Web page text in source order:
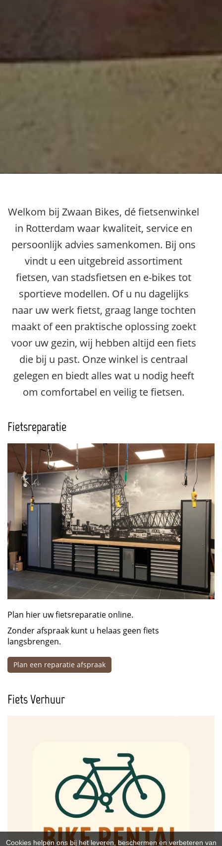
Welkom bij Zwaan Bikes, dé fietsenwinkel
in Rotterdam waar kwaliteit, service en
persoonlijk advies samenkomen. Bij ons
vindt u een uitgebreid assortiment
fietsen, van stadsfietsen en e-bikes tot
sportieve modellen. Of u nu dagelijks
naar uw werk fietst, graag lange tochten
maakt of een praktische oplossing zoekt
voor uw gezin, wij hebben altijd een fiets
die bij u past. Onze winkel is centraal
gelegen en biedt alles wat u nodig heeft
om comfortabel en veilig te fietsen.
Fietsreparatie
Plan hier uw fietsreparatie online.
Zonder afspraak kunt u helaas geen fiets
langsbrengen.
Plan een reparatie afspraak
Fiets Verhuur
Cookies helpen ons bij het leveren, beschermen en verbeteren van